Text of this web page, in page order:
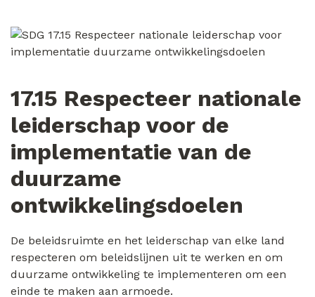
17.15 Respecteer nationale
leiderschap voor de
implementatie van de
duurzame
ontwikkelingsdoelen
De beleidsruimte en het leiderschap van elke land
respecteren om beleidslijnen uit te werken en om
duurzame ontwikkeling te implementeren om een
einde te maken aan armoede.